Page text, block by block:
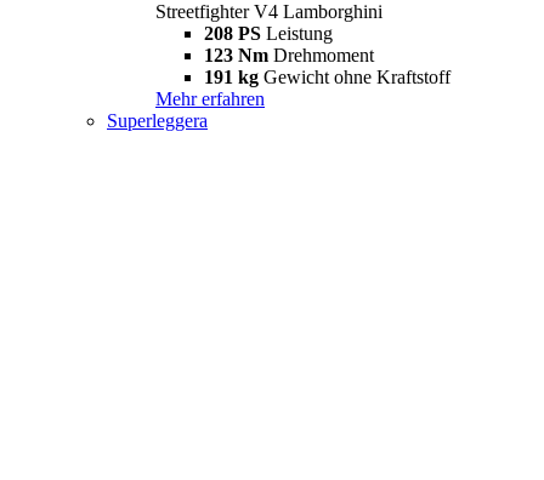
Streetfighter V4 Lamborghini
208 PS Leistung
123 Nm Drehmoment
191 kg Gewicht ohne Kraftstoff
Mehr erfahren
Superleggera